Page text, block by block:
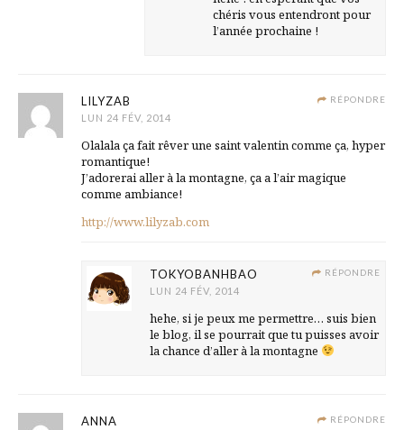
chéris vous entendront pour
l’année prochaine !
RÉPONDRE
LILYZAB
LUN 24 FÉV, 2014
Olalala ça fait rêver une saint valentin comme ça, hyper
romantique!
J’adorerai aller à la montagne, ça a l’air magique
comme ambiance!
http://www.lilyzab.com
RÉPONDRE
TOKYOBANHBAO
LUN 24 FÉV, 2014
hehe, si je peux me permettre… suis bien
le blog, il se pourrait que tu puisses avoir
la chance d’aller à la montagne
RÉPONDRE
ANNA